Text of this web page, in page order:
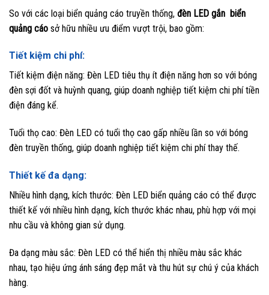
So với các loại biển quảng cáo truyền thống, đèn LED gắn biển
quảng cáo sở hữu nhiều ưu điểm vượt trội, bao gồm:
Tiết kiệm chi phí:
Tiết kiệm điện năng: Đèn LED tiêu thụ ít điện năng hơn so với bóng
đèn sợi đốt và huỳnh quang, giúp doanh nghiệp tiết kiệm chi phí tiền
điện đáng kể.
Tuổi thọ cao: Đèn LED có tuổi thọ cao gấp nhiều lần so với bóng
đèn truyền thống, giúp doanh nghiệp tiết kiệm chi phí thay thế.
Thiết kế đa dạng:
Nhiều hình dạng, kích thước: Đèn LED biển quảng cáo có thể được
thiết kế với nhiều hình dạng, kích thước khác nhau, phù hợp với mọi
nhu cầu và không gian sử dụng.
Đa dạng màu sắc: Đèn LED có thể hiển thị nhiều màu sắc khác
nhau, tạo hiệu ứng ánh sáng đẹp mắt và thu hút sự chú ý của khách
hàng.